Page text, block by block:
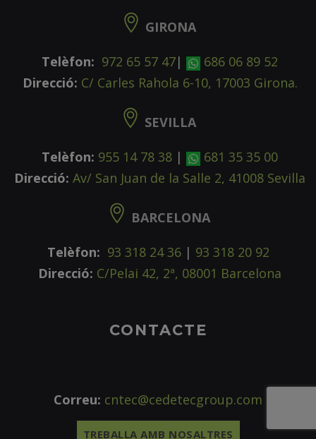
GIRONA
Telèfon: 972 65 57 47|
686 06 89 52
Direcció: C/ Carles Rahola 6-10, 17003 Girona.
SEVILLA
Telèfon: 955 14 78 38 |
681 35 35 00
Direcció: Av/ San Juan de la Salle 2, 41008 Sevilla
BARCELONA
Telèfon: 93 318 24 36| 93 318 20 92
Direcció: C/Pelai 42, 2ª, 08001 Barcelona
CONTACTE
Correu: cntec@cedetecgroup.com
TREBALLA AMB NOSALTRES